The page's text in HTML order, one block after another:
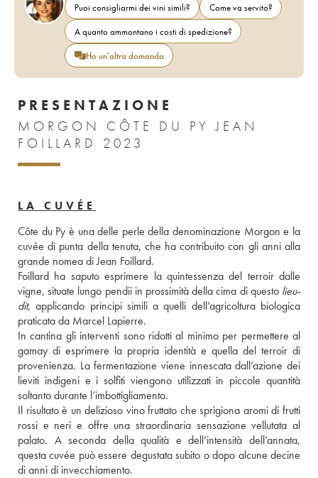
Puoi consigliarmi dei vini simili?
Come va servito?
A quanto ammontano i costi di spedizione?
Ho un'altra domanda
PRESENTAZIONE
MORGON CÔTE DU PY JEAN
FOILLARD 2023
LA CUVÉE
Côte du Py è una delle perle della denominazione Morgon e la
cuvée di punta della tenuta, che ha contribuito con gli anni alla
grande nomea di Jean Foillard.
Foillard ha saputo esprimere la quintessenza del terroir dalle
vigne, situate lungo pendii in prossimità della cima di questo lieu-
dit, applicando principi simili a quelli dell’agricoltura biologica
praticata da Marcel Lapierre.
In cantina gli interventi sono ridotti al minimo per permettere al
gamay di esprimere la propria identità e quella del terroir di
provenienza. La fermentazione viene innescata dall’azione dei
lieviti indigeni e i solfiti viengono utilizzati in piccole quantità
soltanto durante l’imbottigliamento.
Il risultato è un delizioso vino fruttato che sprigiona aromi di frutti
rossi e neri e offre una straordinaria sensazione vellutata al
palato. A seconda della qualità e dell’intensità dell’annata,
questa cuvée può essere degustata subito o dopo alcune decine
di anni di invecchiamento.